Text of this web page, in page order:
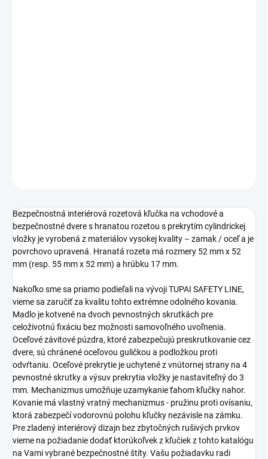
Bezpečnostná interiérová rozetová kľučka na vchodové a
bezpečnostné dvere s hranatou rozetou s prekrytím cylindrickej
vložky je vyrobená z materiálov vysokej kvality – zamak / oceľ a je
povrchovo upravená. Hranatá rozeta má rozmery 52 mm x 52
mm (resp. 55 mm x 52 mm) a hrúbku 17 mm.
Nakoľko sme sa priamo podieľali na vývoji TUPAI SAFETY LINE,
vieme sa zaručiť za kvalitu tohto extrémne odolného kovania.
Madlo je kotvené na dvoch pevnostných skrutkách pre
celoživotnú fixáciu bez možnosti samovoľného uvoľnenia.
Oceľové závitové púzdra, ktoré zabezpečujú preskrutkovanie cez
dvere, sú chránené oceľovou guličkou a podložkou proti
odvŕtaniu. Oceľové prekrytie je uchytené z vnútornej strany na 4
pevnostné skrutky a výsuv prekrytia vložky je nastaviteľný do 3
mm. Mechanizmus umožňuje uzamykanie ťahom kľučky nahor.
Kovanie má vlastný vratný mechanizmus - pružinu proti ovísaniu,
ktorá zabezpečí vodorovnú polohu kľučky nezávisle na zámku.
Pre zladený interiérový dizajn bez zbytočných rušivých prvkov
vieme na požiadanie dodať ktorúkoľvek z kľučiek z tohto katalógu
na Vami vybrané bezpečnostné štíty. Vašu požiadavku radi